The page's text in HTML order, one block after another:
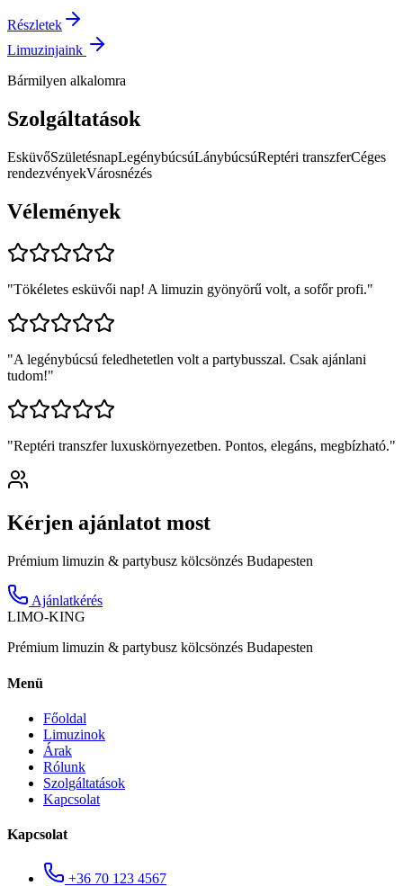
Részletek
Limuzinjaink
Bármilyen alkalomra
Szolgáltatások
EsküvőSzületésnapLegénybúcsúLánybúcsúReptéri transzferCéges
rendezvényekVárosnézés
Vélemények
"Tökéletes esküvői nap! A limuzin gyönyörű volt, a sofőr profi."
"A legénybúcsú feledhetetlen volt a partybusszal. Csak ajánlani
tudom!"
"Reptéri transzfer luxuskörnyezetben. Pontos, elegáns, megbízható."
Kérjen ajánlatot most
Prémium limuzin & partybusz kölcsönzés Budapesten
Ajánlatkérés
LIMO-KING
Prémium limuzin & partybusz kölcsönzés Budapesten
Menü
Főoldal
Limuzinok
Árak
Rólunk
Szolgáltatások
Kapcsolat
Kapcsolat
+36 70 123 4567